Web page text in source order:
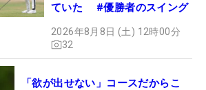
ていた #優勝者のスイング
2026年8月8日 (土) 12時00分
32
「欲が出せない」コースだからこ